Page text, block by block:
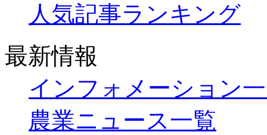
人気記事ランキング
最新情報
インフォメーション
農業ニュース一覧